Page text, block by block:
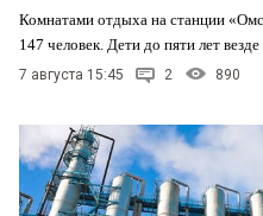
Комнатами отдыха на станции
147 человек. Дети до пяти лет
7 августа 15:45 2 890